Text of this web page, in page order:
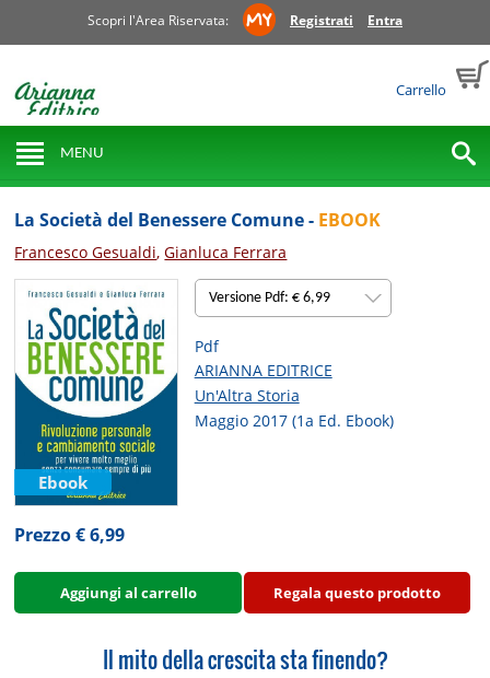
Scopri l'Area Riservata: Registrati Entra
Carrello
MENU
La Società del Benessere Comune - EBOOK
Francesco Gesualdi,Gianluca Ferrara
Ebook
Versione Pdf: € 6,99
Pdf
ARIANNA EDITRICE
Un'Altra Storia
Maggio 2017 (1a Ed. Ebook)
Prezzo € 6,99
Aggiungi al carrello Regala questo prodotto
Il mito della crescita sta finendo?